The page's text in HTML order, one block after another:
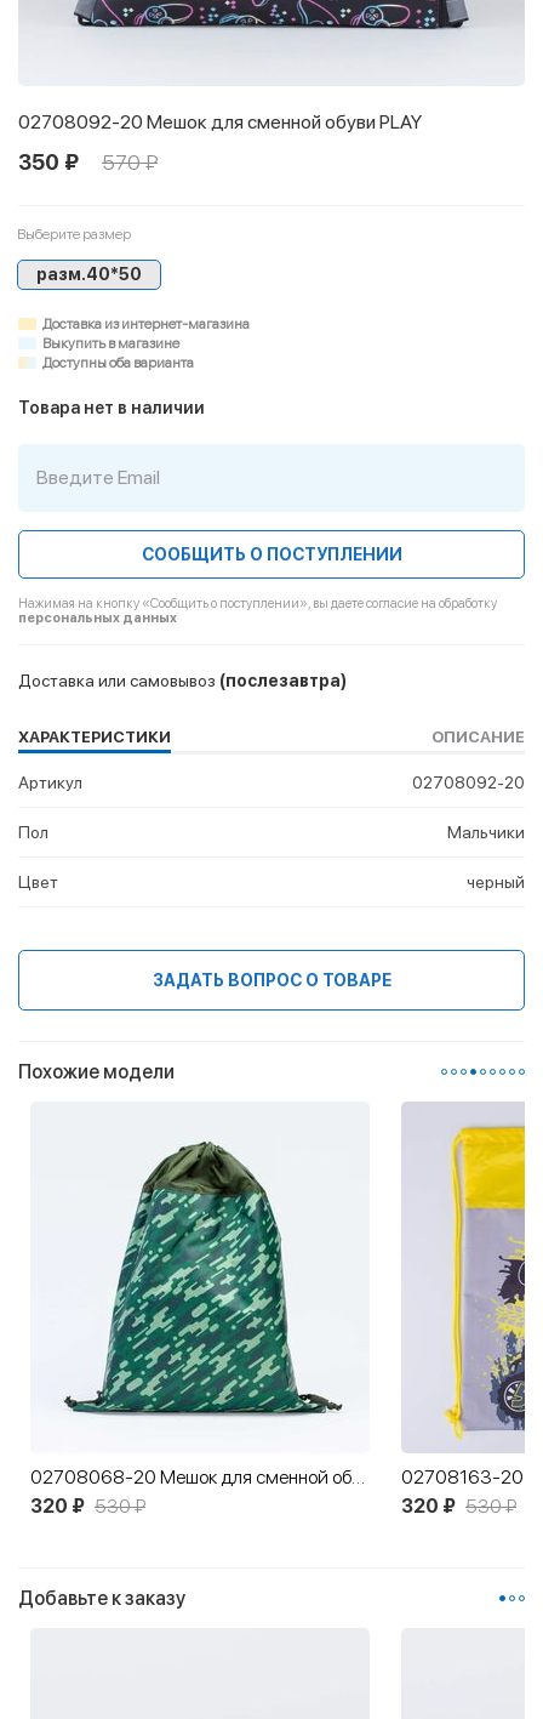
02708092-20 Мешок для сменной обуви PLAY
350 ₽ 570 ₽
Выберите размер
разм.40*50
Доставка из интернет-магазина
Выкупить в магазине
Доступны оба варианта
Товара нет в наличии
СООБЩИТЬ О ПОСТУПЛЕНИИ
Нажимая на кнопку «Сообщить о поступлении», вы даете согласие на обработку
персональных данных
Доставка или самовывоз (послезавтра)
ХАРАКТЕРИСТИКИ ОПИСАНИЕ
Артикул 02708092-20
Пол Мальчики
Цвет черный
ЗАДАТЬ ВОПРОС О ТОВАРЕ
Похожие модели
02708068-20 Мешок для сменной обуви Камуфляж КК
320 ₽ 530 ₽ 320 ₽ 530 ₽
Добавьте к заказу